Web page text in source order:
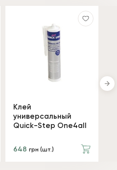
Клей
универсальный
Quick-Step One4all
648 грн (шт.)